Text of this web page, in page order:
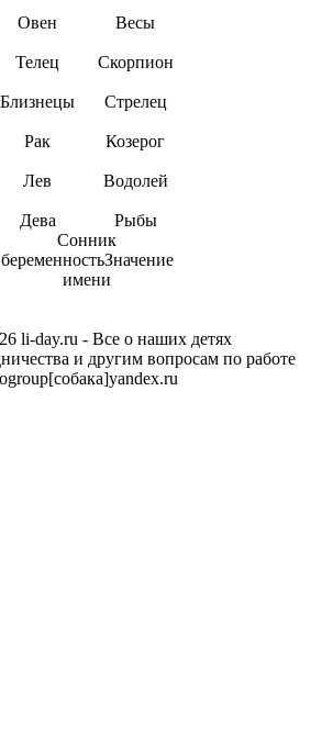
Овен
Телец
Близнецы
Рак
Лев
Дева
Весы
Скорпион
Стрелец
Козерог
Водолей
Рыбы
Сонник
беременностьЗначение
имени
li-day.ru - Все о наших детях
и другим вопросам по работе